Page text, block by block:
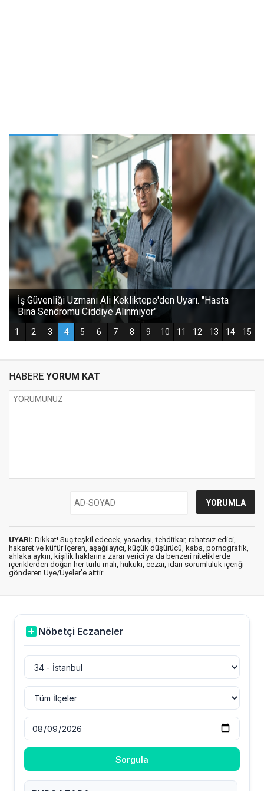
HABERE YORUM KAT
UYARI: Dikkat! Suç teşkil edecek, yasadışı, tehditkar, rahatsız edici,
hakaret ve küfür içeren, aşağılayıcı, küçük düşürücü, kaba, pornografik,
ahlaka aykırı, kişilik haklarına zarar verici ya da benzeri niteliklerde
içeriklerden doğan her türlü mali, hukuki, cezai, idari sorumluluk içeriği
gönderen Üye/Üyeler’e aittir.